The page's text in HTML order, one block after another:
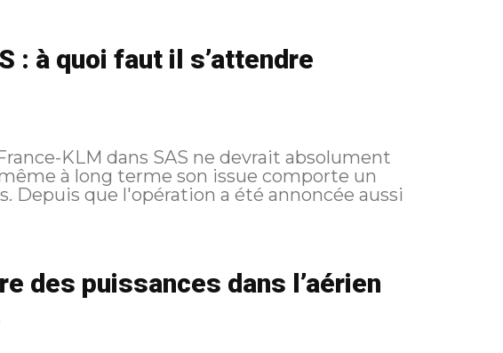
: à quoi faut il s’attendre
KLM dans SAS ne devrait absolument
à long terme son issue comporte un
des puissances dans l’aérien